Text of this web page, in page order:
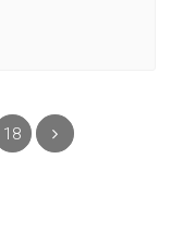
18 Suivant